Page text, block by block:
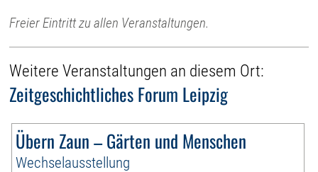
Freier Eintritt zu allen Veranstaltungen.
Weitere Veranstaltungen an diesem Ort:
Zeitgeschichtliches Forum Leipzig
Übern Zaun – Gärten und Menschen
Wechselausstellung